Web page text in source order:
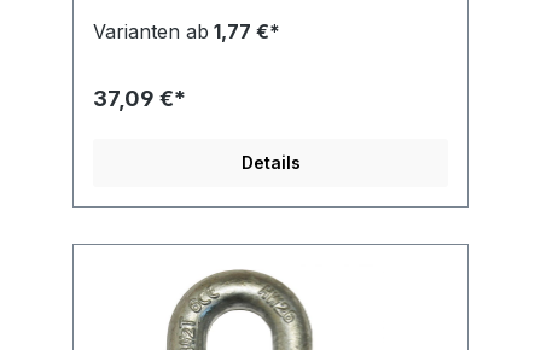
Varianten ab 1,77 €*
37,09 €*
Details